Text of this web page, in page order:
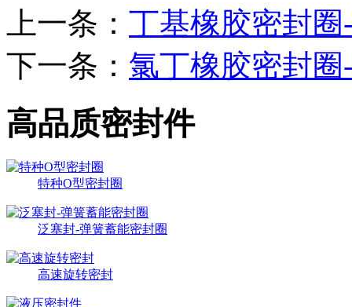
上一条： 丁基橡胶密封
下一条： 氯丁橡胶密封圈
高品质密封件
特种O型密封圈
泛塞封-弹簧蓄能密封圈
高速旋转密封